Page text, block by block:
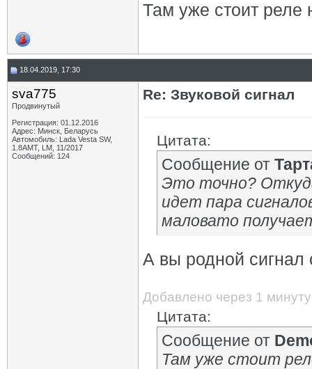
Там уже стоит реле
18.04.2019, 17:30
sva775
Продвинутый
Регистрация: 01.12.2016
Адрес: Минск, Беларусь
Автомобиль: Lada Vesta SW,
1.8AMT, LM, 11/2017
Сообщений: 124
Re: Звуковой сигнал
Цитата:
Сообщение от
Это точно?
идет пара
маловато
А вы родной сигнал
Добавлено через 1 минуту
Цитата:
Сообщение от
Там уже стоит